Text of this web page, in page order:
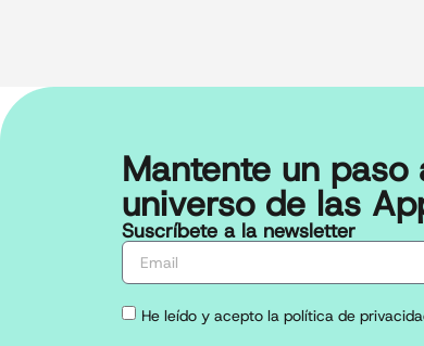
Mantente un paso
universo de las
Suscríbete a la newsletter
He leído y acepto la política de